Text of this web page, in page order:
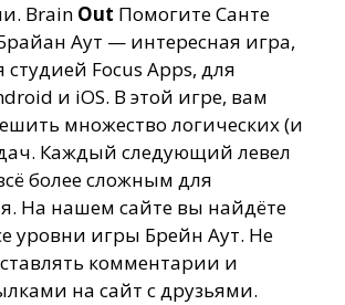
Brain Out Помогите Санте
Аут — интересная игра,
Focus Apps, для
и iOS. В этой игре, вам
множество логических (и
Каждый следующий левел
более сложным для
На нашем сайте вы найдёте
уровни игры Брейн Аут. Не
комментарии и
на сайт с друзьями.